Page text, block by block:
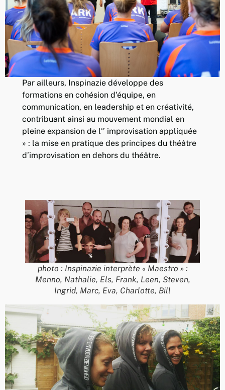
Par ailleurs, Inspinazie développe des
formations en cohésion d'équipe, en
communication, en leadership et en créativité,
contribuant ainsi au mouvement mondial en
pleine expansion de l‘’ improvisation appliquée
» : la mise en pratique des principes du théâtre
d’improvisation en dehors du théâtre.
photo : Inspinazie interprète « Maestro » :
Menno, Nathalie, Els, Frank, Leen, Steven,
Ingrid, Marc, Eva, Charlotte, Bill